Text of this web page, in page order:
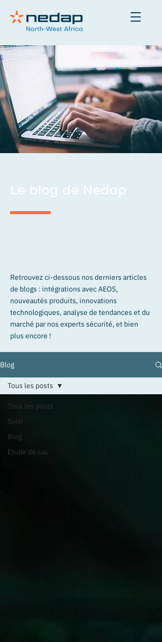
Le blog de Nedap
Retrouvez ci-dessous nos derniers articles
de blogs : intégrations avec AEOS,
nouveautés produits, innovations
technologiques, analyse de tendances et du
marché par nos experts sécurité, et bien
plus encore !
Blog
Tous les posts
Suivi
Blog
Etude de cas
Tous les posts